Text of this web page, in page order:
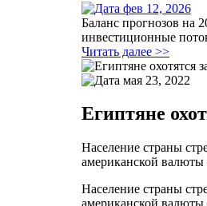
фев 12, 2026
Баланс прогнозов на
инвестиционные
Читать далее >>
мая 23, 2022
Египтяне
Население страны
американской валюты
Население страны